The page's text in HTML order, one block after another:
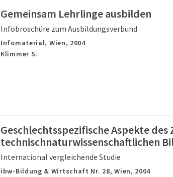
Gemeinsam Lehrlinge ausbilden
Infobroschüre zum Ausbildungsverbund
Infomaterial, Wien, 2004
Klimmer S.
Geschlechtsspezifische Aspekte des
technischnaturwissenschaftlichen
International vergleichende Studie
ibw-Bildung & Wirtschaft Nr. 28,Wien, 2004